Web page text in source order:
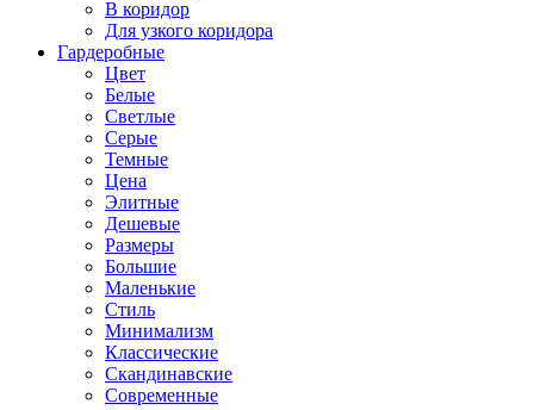
В коридор
Для узкого коридора
Гардеробные
Цвет
Белые
Светлые
Серые
Темные
Цена
Элитные
Дешевые
Размеры
Большие
Маленькие
Стиль
Минимализм
Классические
Скандинавские
Современные